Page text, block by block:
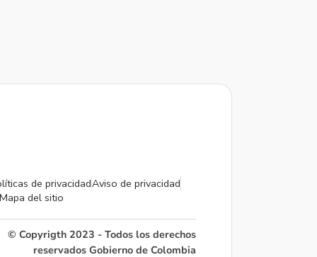
de privacidadAviso de privacidad
Mapa del sitio
© Copyrigth 2023 - Todos los derechos
reservados Gobierno de Colombia